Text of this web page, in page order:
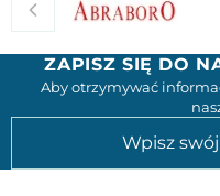
ZAPISZ SIĘ DO
Aby otrzymywać